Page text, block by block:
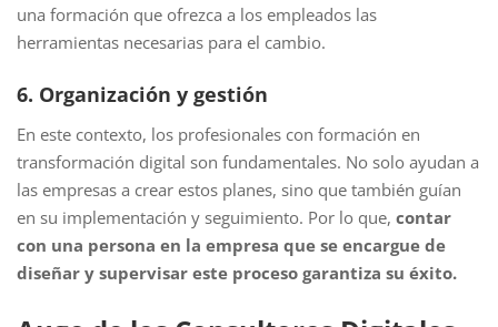
una formación que ofrezca a los empleados las
herramientas necesarias para el cambio.
6. Organización y gestión
En este contexto, los profesionales con formación en
transformación digital son fundamentales. No solo ayudan a
las empresas a crear estos planes, sino que también guían
en su implementación y seguimiento. Por lo que, contar
con una persona en la empresa que se encargue de
diseñar y supervisar este proceso garantiza su éxito.